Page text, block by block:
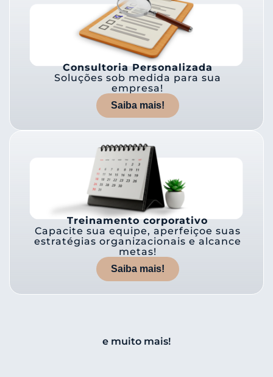
Consultoria Personalizada
Soluções sob medida para sua
empresa!
Saiba mais!
Treinamento corporativo
Capacite sua equipe, aperfeiçoe suas
estratégias organizacionais e alcance
metas!
Saiba mais!
e muito mais!